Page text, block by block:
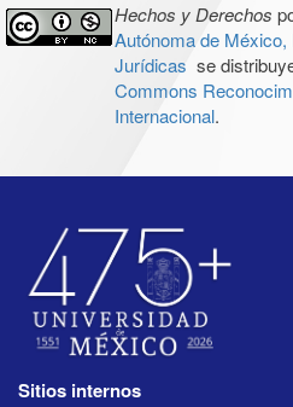
Hechos y Derechos
Autónoma de
Jurídicas se
Commons
Internacional.
Sitios internos